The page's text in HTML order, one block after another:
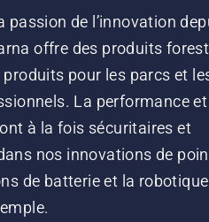
passion de l’innovation
offre des produits
produits pour les parcs et
La performance
à la fois sécuritaires et
nos innovations de
de batterie et la robotique